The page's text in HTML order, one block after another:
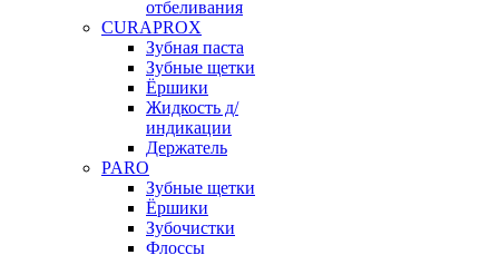
отбеливания
CURAPROX
Зубная паста
Зубные щетки
Ёршики
Жидкость д/
индикации
Держатель
PARO
Зубные щетки
Ёршики
Зубочистки
Флоссы